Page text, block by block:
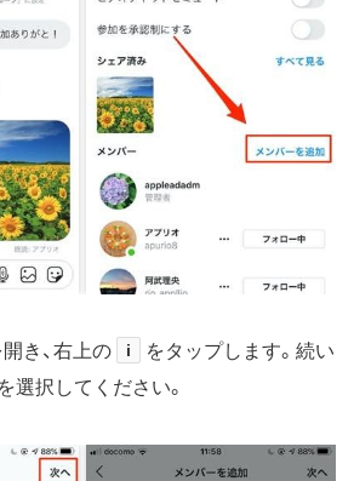
き、右上の i
をタップします。続い
を選択してください。